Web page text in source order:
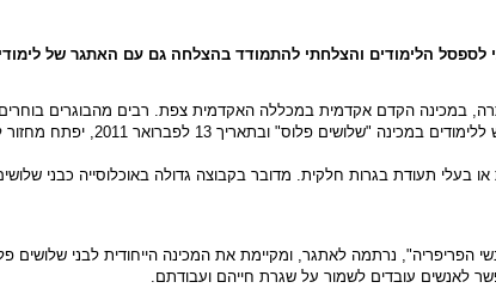
הלימודים והצלחתי להתמודד בהצלחה גם עם האתגר של
במכינה הקדם אקדמית במכללה האקדמית צפת. רבים מהבוגרים
בלימודים באוניברסיטאות ומוסדות
בעלי תעודת בגרות חלקית. מדובר בקבוצה גדולה באוכלוסייה כבני
נרתמה לאתגר, ומקיימת את המכינה הייחודית לבני שלושים
לאנשים עובדים לשמור על שגרת חייהם ועבודתם.